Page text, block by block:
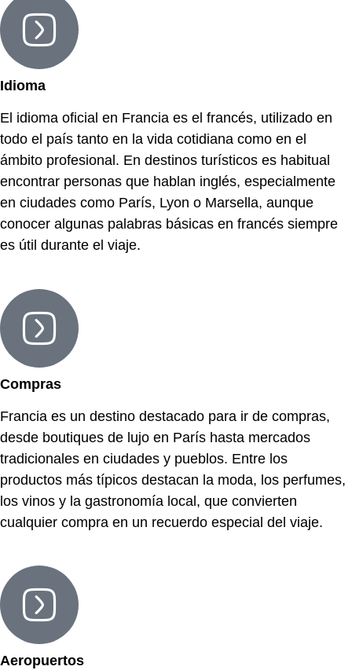
Idioma
El idioma oficial en Francia es el francés, utilizado en
todo el país tanto en la vida cotidiana como en el
ámbito profesional. En destinos turísticos es habitual
encontrar personas que hablan inglés, especialmente
en ciudades como París, Lyon o Marsella, aunque
conocer algunas palabras básicas en francés siempre
es útil durante el viaje.
Compras
Francia es un destino destacado para ir de compras,
desde boutiques de lujo en París hasta mercados
tradicionales en ciudades y pueblos. Entre los
productos más típicos destacan la moda, los perfumes,
los vinos y la gastronomía local, que convierten
cualquier compra en un recuerdo especial del viaje.
Aeropuertos